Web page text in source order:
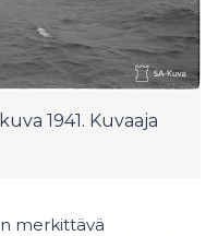
1941. Kuvaaja
merkittävä